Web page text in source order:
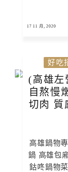
17 11 月, 2020
好吃
(高雄左
自熬慢
切肉 質
高雄鍋物
鍋 高雄包
鈷咚鍋物